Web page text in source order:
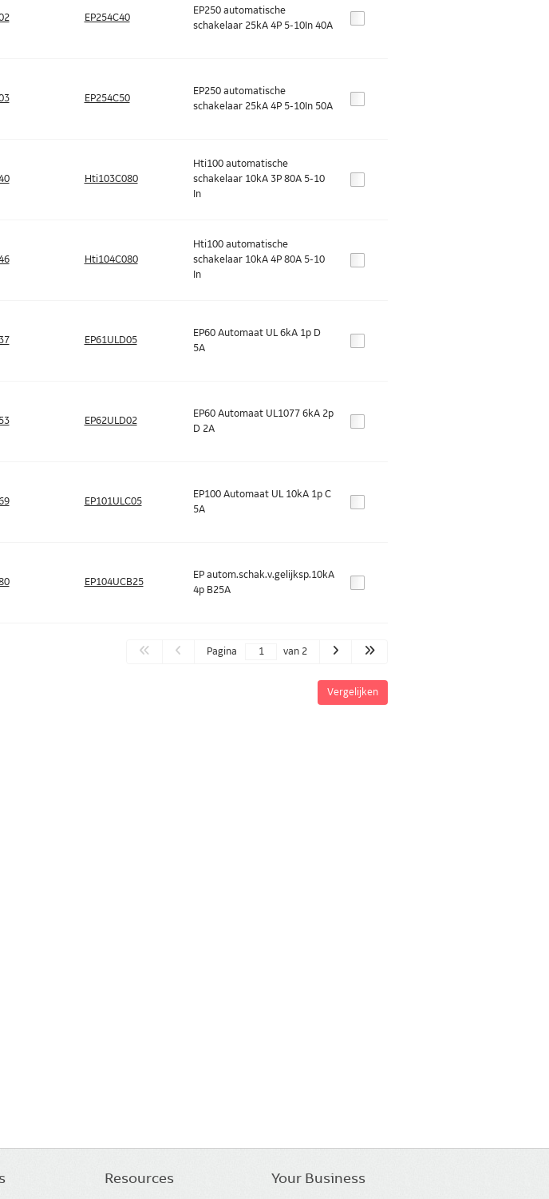
EP254C40
EP250 automatische
schakelaar 25kA 4P 5-10In 40A
EP254C50
EP250 automatische
schakelaar 25kA 4P 5-10In 50A
Hti103C080
Hti100 automatische
schakelaar 10kA 3P 80A 5-10
In
Hti104C080
Hti100 automatische
schakelaar 10kA 4P 80A 5-10
In
EP61ULD05
EP60 Automaat UL 6kA 1p D
5A
EP62ULD02
EP60 Automaat UL1077 6kA 2p
D 2A
EP101ULC05
EP100 Automaat UL 10kA 1p C
5A
EP104UCB25
EP autom.schak.v.gelijksp.10kA
4p B25A
Pagina van 2
Vergelijken
Resources Your Business